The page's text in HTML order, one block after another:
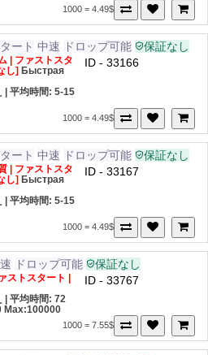
1000 = 4.49$
ート 中速 ドロップ可能 保証なし
| ファストスタ
し] Быстрая
| 平均時間: 5-15
ID - 33166
1000 = 4.49$
ート 中速 ドロップ可能 保証なし
| ファストスタ
し] Быстрая
| 平均時間: 5-15
ID - 33167
1000 = 4.49$
ドロップ可能 保証なし
トスタート |
| 平均時間: 72
Max:100000
ID - 33767
1000 = 7.55$